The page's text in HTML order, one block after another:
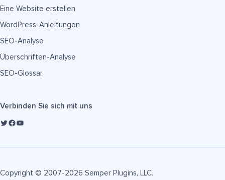
Eine Website erstellen
WordPress-Anleitungen
SEO-Analyse
Überschriften-Analyse
SEO-Glossar
Verbinden Sie sich mit uns
Copyright © 2007-2026 Semper Plugins, LLC.